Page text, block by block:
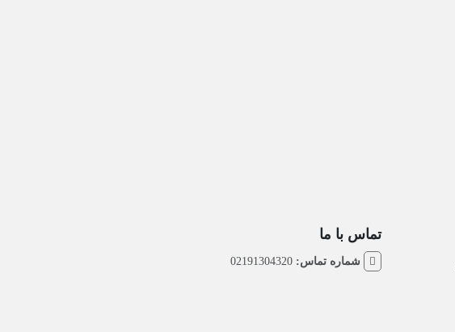
تماس با ما
شماره تماس: 02191304320